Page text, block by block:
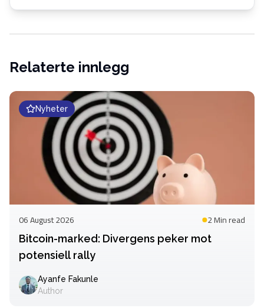
Relaterte innlegg
Nyheter
06 August 2026 2 Minread
Bitcoin-marked: Divergens peker mot
potensiell rally
Ayanfe Fakunle
Author